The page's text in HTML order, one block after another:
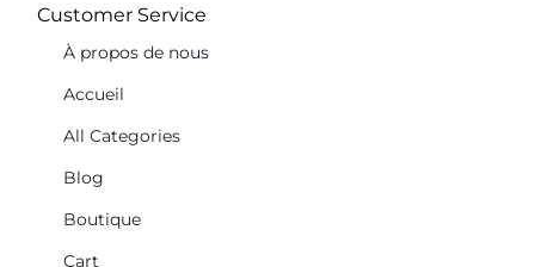
Customer Service
À propos de nous
Accueil
All Categories
Blog
Boutique
Cart